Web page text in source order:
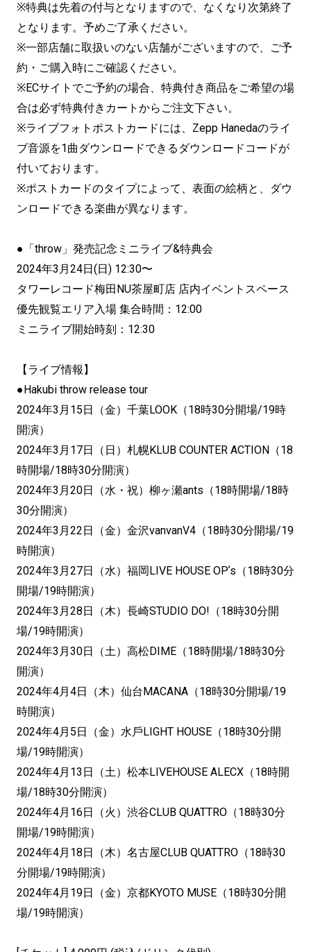
※特典は先着の付与となりますので、なくなり次第終了
となります。予めご了承ください。
※一部店舗に取扱いのない店舗がございますので、ご予
約・ご購入時にご確認ください。
※ECサイトでご予約の場合、特典付き商品をご希望の場
合は必ず特典付きカートからご注文下さい。
※ライブフォトポストカードには、Zepp Hanedaのライ
ブ音源を1曲ダウンロードできるダウンロードコードが
付いております。
※ポストカードのタイプによって、表面の絵柄と、ダウ
ンロードできる楽曲が異なります。
●「throw」発売記念ミニライブ&特典会
2024年3月24日(日) 12:30〜
タワーレコード梅田NU茶屋町店 店内イベントスペース
優先観覧エリア入場 集合時間：12:00
ミニライブ開始時刻：12:30
【ライブ情報】
●Hakubi throw release tour
2024年3月15日（金）千葉LOOK（18時30分開場/19時
開演）
2024年3月17日（日）札幌KLUB COUNTER ACTION（18
時開場/18時30分開演）
2024年3月20日（水・祝）柳ヶ瀬ants（18時開場/18時
30分開演）
2024年3月22日（金）金沢vanvanV4（18時30分開場/19
時開演）
2024年3月27日（水）福岡LIVE HOUSE OPʼs（18時30分
開場/19時開演）
2024年3月28日（木）⻑崎STUDIO DO!（18時30分開
場/19時開演）
2024年3月30日（土）高松DIME（18時開場/18時30分
開演）
2024年4月4日（木）仙台MACANA（18時30分開場/19
時開演）
2024年4月5日（金）水戶LIGHT HOUSE（18時30分開
場/19時開演）
2024年4月13日（土）松本LIVEHOUSE ALECX（18時開
場/18時30分開演）
2024年4月16日（火）渋谷CLUB QUATTRO（18時30分
開場/19時開演）
2024年4月18日（木）名古屋CLUB QUATTRO（18時30
分開場/19時開演）
2024年4月19日（金）京都KYOTO MUSE（18時30分開
場/19時開演）